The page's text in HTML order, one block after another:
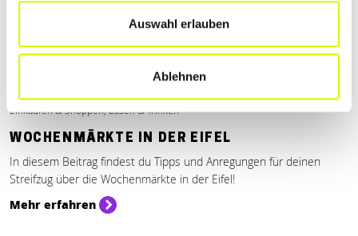
Auswahl erlauben
Ablehnen
Einkaufen & Shoppen, Essen & Trinken
WOCHENMÄRKTE IN DER EIFEL
In diesem Beitrag findest du Tipps und Anregungen für deinen
Streifzug über die Wochenmärkte in der Eifel!
Mehr erfahren